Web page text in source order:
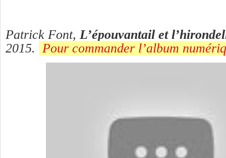
Patrick Font, L’épouvantail et
2015.
Pour commander l’album